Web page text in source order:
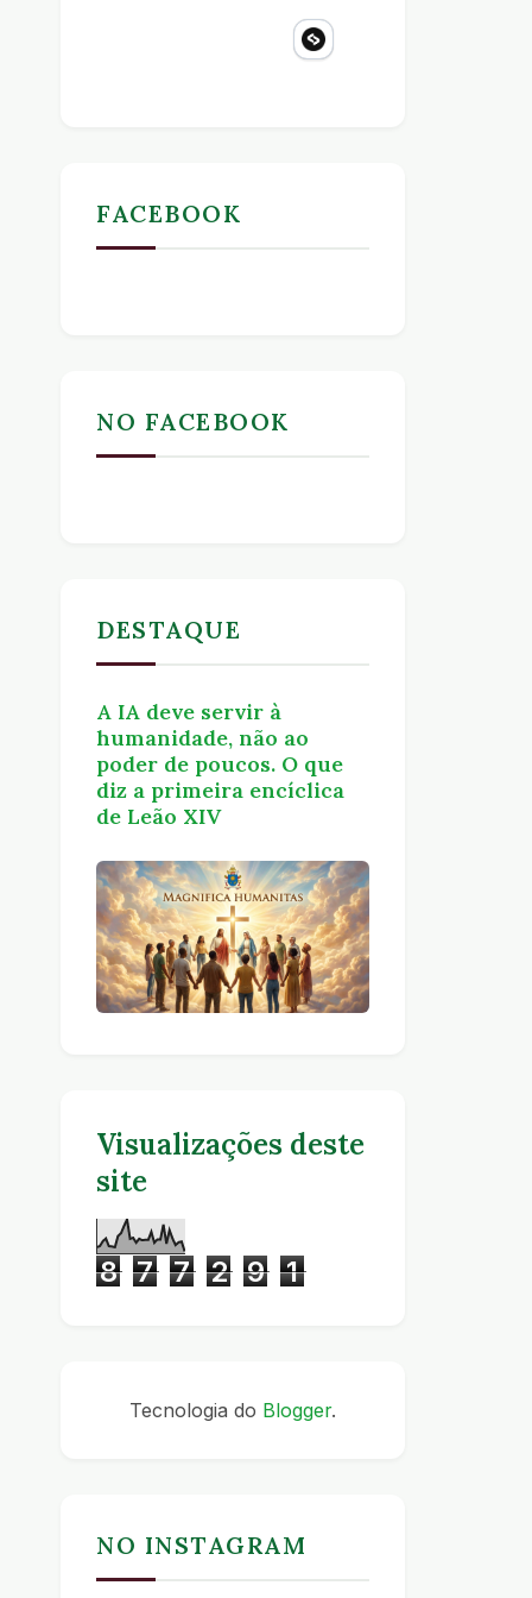
FACEBOOK
NO FACEBOOK
DESTAQUE
A IA deve servir à
humanidade, não ao
poder de poucos. O que
diz a primeira encíclica
de Leão XIV
Visualizações deste
site
8 7 7 2 9 1
Tecnologia do Blogger.
NO INSTAGRAM